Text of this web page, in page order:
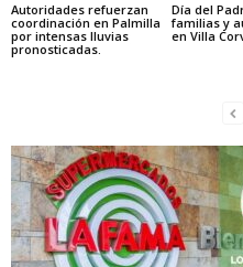
Autoridades refuerzan
coordinación en Palmilla
por intensas lluvias
pronosticadas.
Día del
familias y
en Villa